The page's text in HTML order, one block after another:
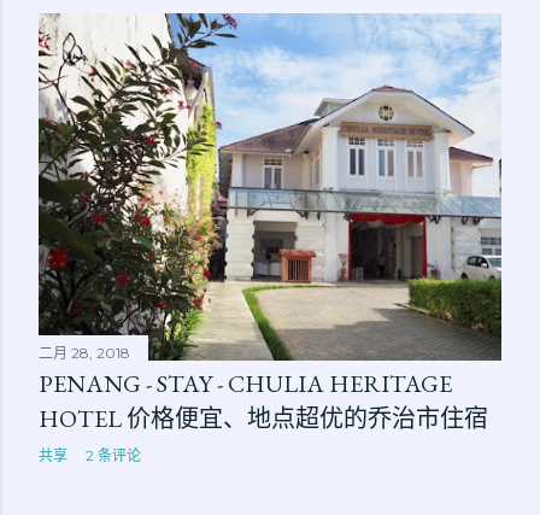
二月 28, 2018
PENANG - STAY - CHULIA HERITAGE
HOTEL 价格便宜、地点超优的乔治市住宿
共享 2 条评论